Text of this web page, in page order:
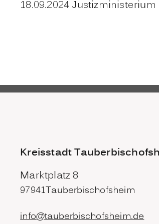
18.09.2024
Kreisstadt
Marktplatz 8
97941Tauberbischofsheim
info@tauberbischofsheim.de